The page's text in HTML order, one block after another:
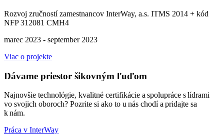
Rozvoj zručností zamestnancov InterWay, a.s. ITMS 2014 + kód
NFP 312081 CMH4
marec 2023 - september 2023
Viac o projekte
Dávame priestor šikovným ľuďom
Najnovšie technológie, kvalitné certifikácie a spolupráce s lídrami
vo svojich oboroch? Pozrite si ako to u nás chodí a pridajte sa
k nám.
Práca v InterWay